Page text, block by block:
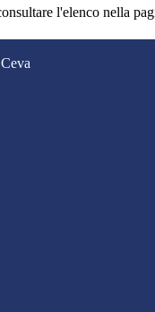
l'elenco nella